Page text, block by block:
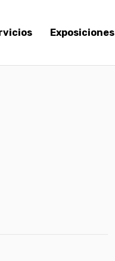
Exposiciones